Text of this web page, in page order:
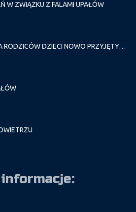
W ZWIĄZKU Z FALAMI UPAŁÓW
WAŻNE INFORMACJE DLA RODZICÓW DZIECI NOWO PRZYJĘTYCH GR. I